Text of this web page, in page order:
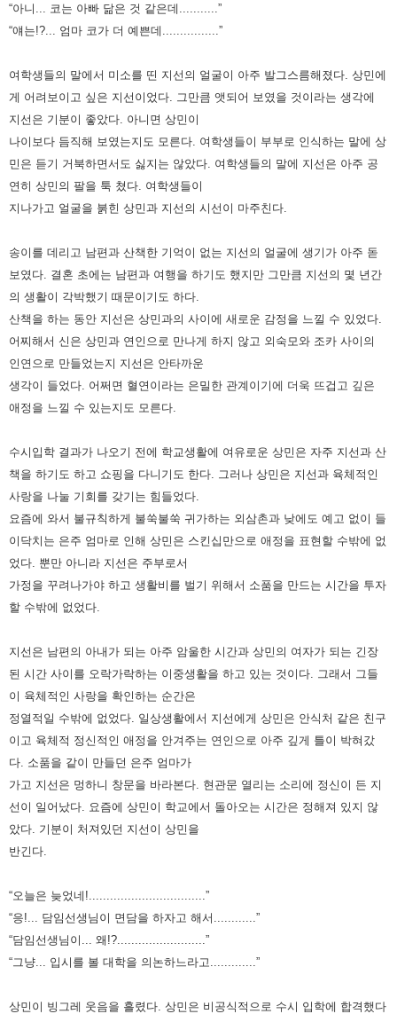
“아니... 코는 아빠 닮은 것 같은데...........”
“얘는!?... 엄마 코가 더 예쁜데................”
여학생들의 말에서 미소를 띤 지선의 얼굴이 아주 발그스름해졌다. 상민에
게 어려보이고 싶은 지선이었다. 그만큼 앳되어 보였을 것이라는 생각에
지선은 기분이 좋았다. 아니면 상민이
나이보다 듬직해 보였는지도 모른다. 여학생들이 부부로 인식하는 말에 상
민은 듣기 거북하면서도 싫지는 않았다. 여학생들의 말에 지선은 아주 공
연히 상민의 팔을 툭 쳤다. 여학생들이
지나가고 얼굴을 붉힌 상민과 지선의 시선이 마주친다.
송이를 데리고 남편과 산책한 기억이 없는 지선의 얼굴에 생기가 아주 돋
보였다. 결혼 초에는 남편과 여행을 하기도 했지만 그만큼 지선의 몇 년간
의 생활이 각박했기 때문이기도 하다.
산책을 하는 동안 지선은 상민과의 사이에 새로운 감정을 느낄 수 있었다.
어찌해서 신은 상민과 연인으로 만나게 하지 않고 외숙모와 조카 사이의
인연으로 만들었는지 지선은 안타까운
생각이 들었다. 어쩌면 혈연이라는 은밀한 관계이기에 더욱 뜨겁고 깊은
애정을 느낄 수 있는지도 모른다.
수시입학 결과가 나오기 전에 학교생활에 여유로운 상민은 자주 지선과 산
책을 하기도 하고 쇼핑을 다니기도 한다. 그러나 상민은 지선과 육체적인
사랑을 나눌 기회를 갖기는 힘들었다.
요즘에 와서 불규칙하게 불쑥불쑥 귀가하는 외삼촌과 낮에도 예고 없이 들
이닥치는 은주 엄마로 인해 상민은 스킨십만으로 애정을 표현할 수밖에 없
었다. 뿐만 아니라 지선은 주부로서
가정을 꾸려나가야 하고 생활비를 벌기 위해서 소품을 만드는 시간을 투자
할 수밖에 없었다.
지선은 남편의 아내가 되는 아주 암울한 시간과 상민의 여자가 되는 긴장
된 시간 사이를 오락가락하는 이중생활을 하고 있는 것이다. 그래서 그들
이 육체적인 사랑을 확인하는 순간은
정열적일 수밖에 없었다. 일상생활에서 지선에게 상민은 안식처 같은 친구
이고 육체적 정신적인 애정을 안겨주는 연인으로 아주 깊게 틀이 박혀갔
다. 소품을 같이 만들던 은주 엄마가
가고 지선은 멍하니 창문을 바라본다. 현관문 열리는 소리에 정신이 든 지
선이 일어났다.
요즘에 상민이 학교에서 돌아오는 시간은 정해져 있지 않
았다. 기분이 처져있던 지선이 상민을
반긴다.
“오늘은 늦었네!.................................”
“응!... 담임선생님이 면담을 하자고 해서............”
“담임선생님이... 왜!?.........................”
“그냥... 입시를 볼 대학을 의논하느라고.............”
상민이 빙그레 웃음을 흘렸다. 상민은 비공식적으로 수시 입학에 합격했다